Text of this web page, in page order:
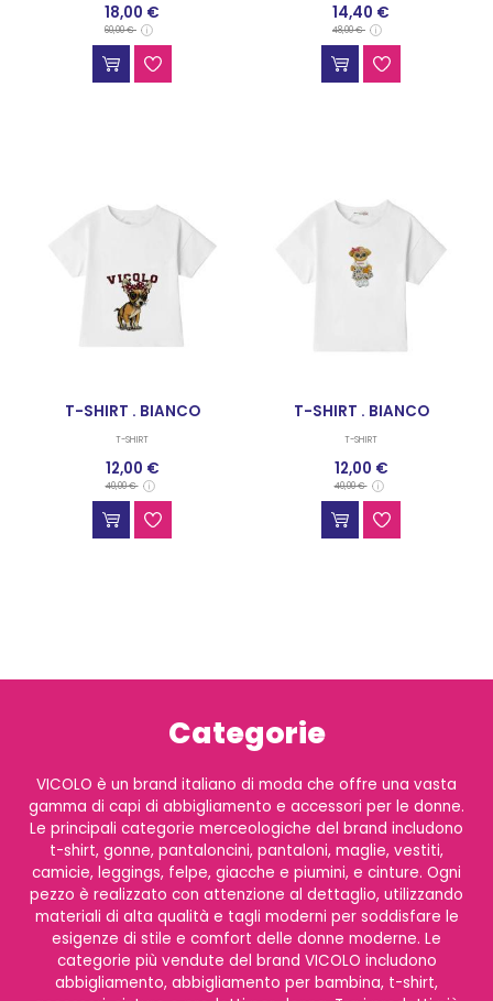
18,00 €
60,00 €
14,40 €
48,00 €
T-SHIRT . BIANCO
T-SHIRT
12,00 €
40,00 €
T-SHIRT . BIANCO
T-SHIRT
12,00 €
40,00 €
Categorie
VICOLO è un brand italiano di moda che offre una vasta
gamma di capi di abbigliamento e accessori per le donne.
Le principali categorie merceologiche del brand includono
t-shirt, gonne, pantaloncini, pantaloni, maglie, vestiti,
camicie, leggings, felpe, giacche e piumini, e cinture. Ogni
pezzo è realizzato con attenzione al dettaglio, utilizzando
materiali di alta qualità e tagli moderni per soddisfare le
esigenze di stile e comfort delle donne moderne. Le
categorie più vendute del brand VICOLO includono
abbigliamento, abbigliamento per bambina, t-shirt,